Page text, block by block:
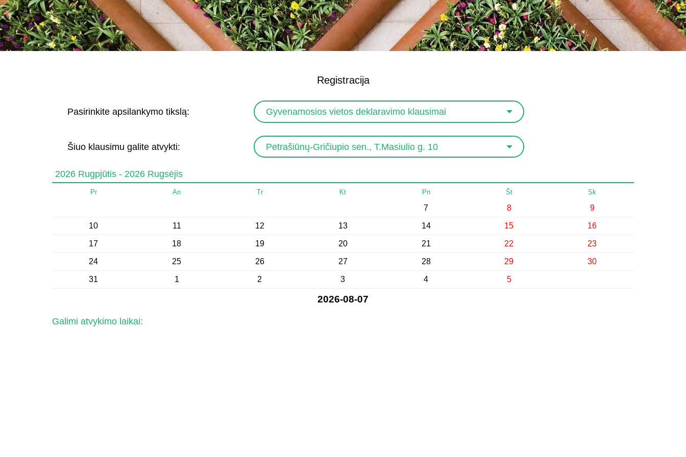
Registracija
Pasirinkite apsilankymo tikslą: Gyvenamosios vietos deklaravimo klausimai
Šiuo klausimu galite atvykti: Petrašiūnų-Gričiupio sen., T.Masiulio g. 10
2026 Rugpjūtis - 2026 Rugsėjis
Pr An Tr Kt Pn Št Sk
7 8 9
10 11 12 13 14 15 16
17 18 19 20 21 22 23
24 25 26 27 28 29 30
31 1 2 3 4 5
2026-08-07
Galimi atvykimo laikai: